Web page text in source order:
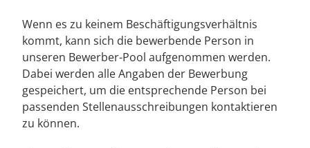
Wenn es zu keinem Beschäftigungsverhältnis
kommt, kann sich die bewerbende Person in
unseren Bewerber-Pool aufgenommen werden.
Dabei werden alle Angaben der Bewerbung
gespeichert, um die entsprechende Person bei
passenden Stellenausschreibungen kontaktieren
zu können.